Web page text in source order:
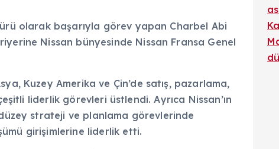
olarak başarıyla görev yapan Charbel Abi
Nissan bünyesinde Nissan Fransa Genel
Kuzey Amerika ve Çin’de satış, pazarlama,
liderlik görevleri üstlendi. Ayrıca Nissan’ın
strateji ve planlama görevlerinde
girişimlerine liderlik etti.